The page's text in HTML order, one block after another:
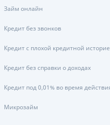
Займ онлайн
Кредит без звонков
Кредит с плохой кредитной
Кредит без справки о доходах
Кредит под 0,01% во время
Микрозайм